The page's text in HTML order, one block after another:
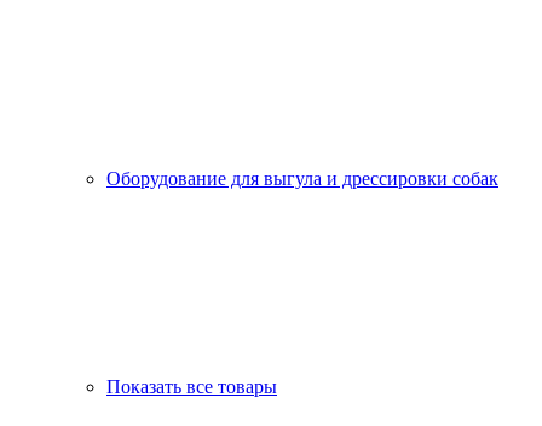
Оборудование для выгула и дрессировки собак
Показать все товары